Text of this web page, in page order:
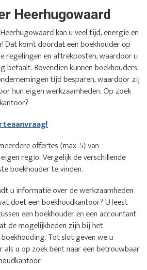
Heerhugowaard
kan u veel tijd, energie en
Dat komt doordat een boekhouder op
regelingen en aftrekposten, waardoor u
betaalt. Bovendien kunnen boekhouders
tijd besparen, waardoor zij
hun eigen werkzaamheden. Op zoek
offertes (max. 5) van
regio. Vergelijk de verschillende
boekhouder te vinden.
u informatie over de werkzaamheden
doet een boekhoudkantoor? U leest
een boekhouder en een accountant
de mogelijkheden zijn bij het
Tot slot geven we u
u op zoek bent naar een betrouwbaar